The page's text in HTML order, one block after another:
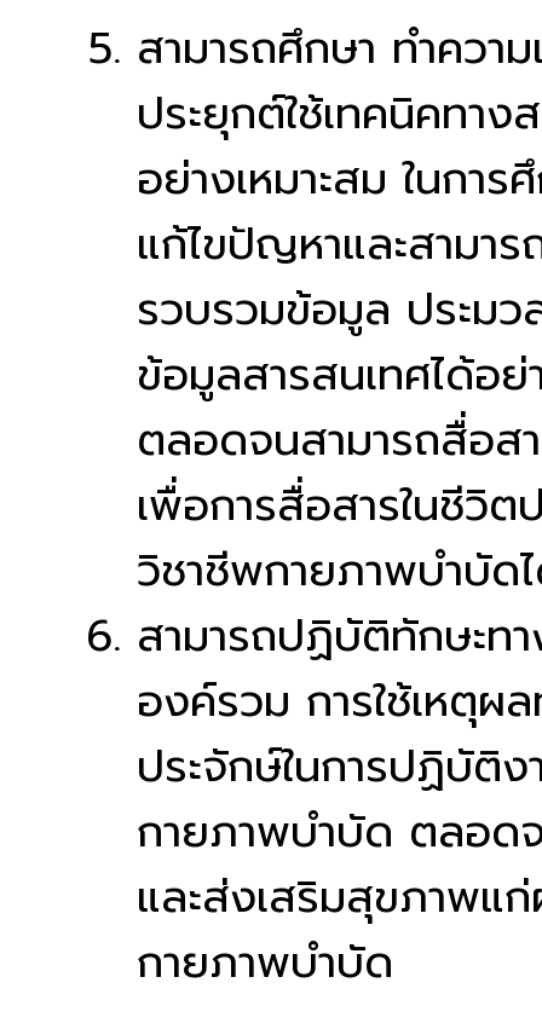
สามารถศึกษา ทำควา
ประยุกต์ใช้เทคนิคทา
อย่างเหมาะสม ในกา
แก้ไขปัญหาและสามาร
รวบรวมข้อมูล ประมว
ข้อมูลสารสนเทศได้อย่
ตลอดจนสามารถสื่อส
เพื่อการสื่อสารในชีวิต
วิชาชีพกายภาพบำบัด
สามารถปฏิบัติทักษะท
องค์รวม การใช้เหตุผ
ประจักษ์ในการปฏิบัติ
กายภาพบำบัด ตลอด
และส่งเสริมสุขภาพแ
กายภาพบำบัด